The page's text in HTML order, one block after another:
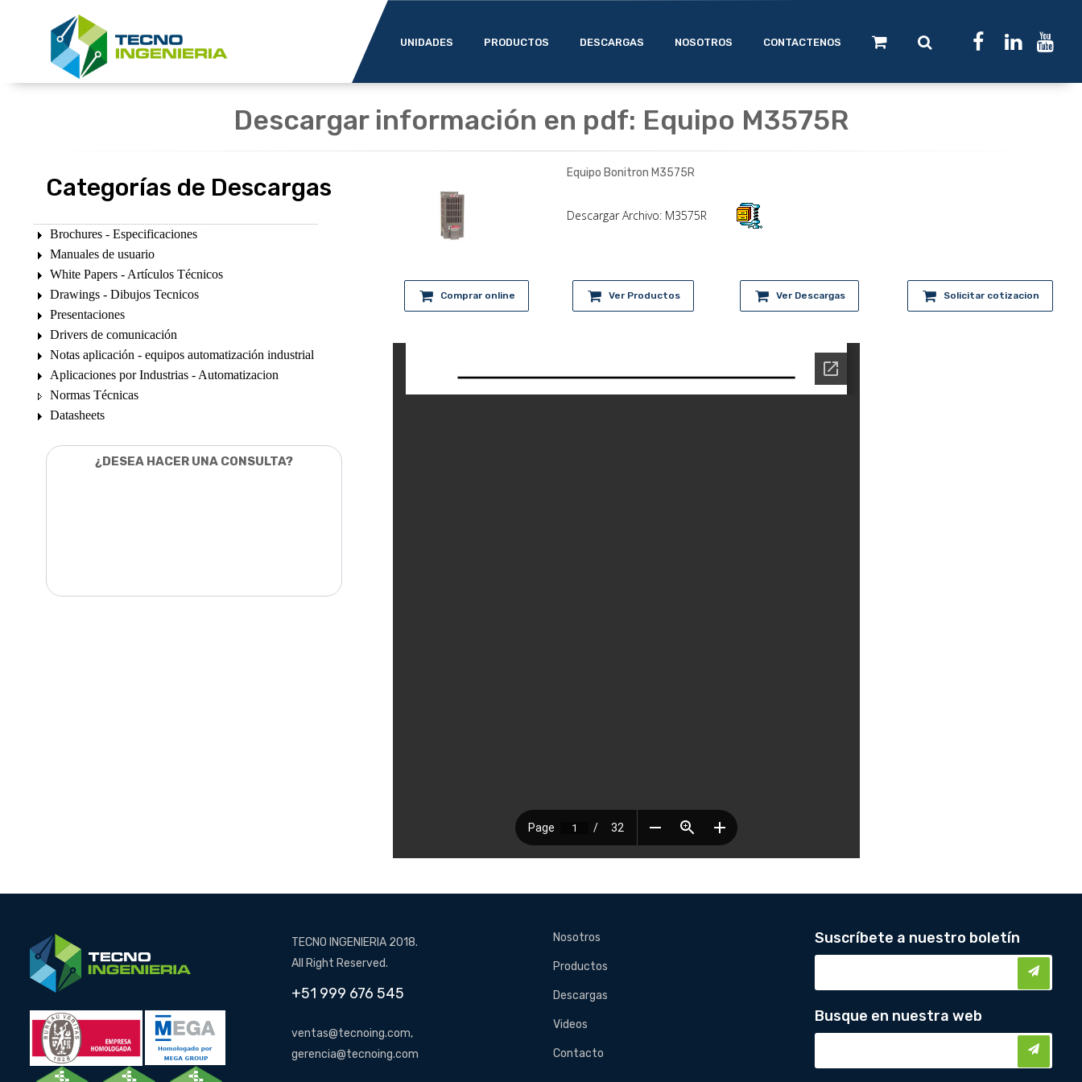
UNIDADES PRODUCTOS DESCARGAS NOSOTROS CONTACTENOS
Descargar información en pdf: Equipo M3575R
Categorías de Descargas
Brochures - Especificaciones
Manuales de usuario
White Papers - Artículos Técnicos
Drawings - Dibujos Tecnicos
Presentaciones
Drivers de comunicación
Notas aplicación - equipos automatización industrial
Aplicaciones por Industrias - Automatizacion
Normas Técnicas
Datasheets
¿DESEA HACER UNA CONSULTA?
Equipo Bonitron M3575R
Descargar Archivo: M3575R
Comprar online Ver Productos Ver Descargas Solicitar cotizacion
TECNO INGENIERIA 2018.
All Right Reserved.
+51 999 676 545
ventas@tecnoing.com,
gerencia@tecnoing.com
Nosotros
Productos
Descargas
Videos
Contacto
Suscríbete a nuestro boletín
Busque en nuestra web